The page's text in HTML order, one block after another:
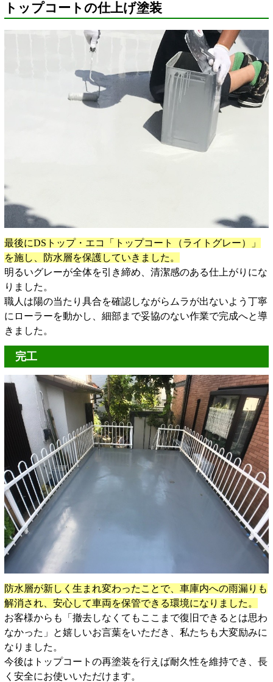
トップコートの仕上げ塗装
最後にDSトップ・エコ「トップコート（ライトグレー）」
を施し、防水層を保護していきました。
明るいグレーが全体を引き締め、清潔感のある仕上がりにな
りました。
職人は陽の当たり具合を確認しながらムラが出ないよう丁寧
にローラーを動かし、細部まで妥協のない作業で完成へと導
きました。
完工
防水層が新しく生まれ変わったことで、車庫内への雨漏りも
解消され、安心して車両を保管できる環境になりました。
お客様からも「撤去しなくてもここまで復旧できるとは思わ
なかった」と嬉しいお言葉をいただき、私たちも大変励みに
なりました。
今後はトップコートの再塗装を行えば耐久性を維持でき、長
く安全にお使いいただけます。